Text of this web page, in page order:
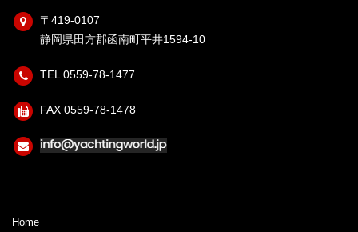
〒419-0107
静岡県田方郡函南町平井1594-10
TEL 0559-78-1477
FAX 0559-78-1478
Home